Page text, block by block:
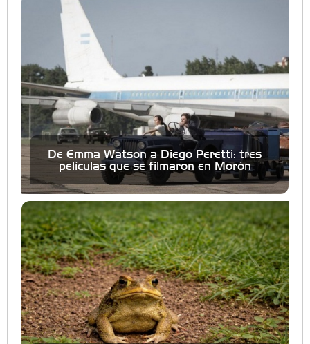
De Emma Watson a Diego Peretti: tres
películas que se filmaron en Morón